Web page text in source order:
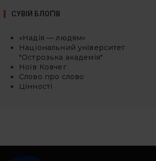
СУВІЙ БЛОҐІВ
«Надія — людям»
Національний університет
"Острозька академія"
Ноїв Ковчег
Слово про слово
Цінності